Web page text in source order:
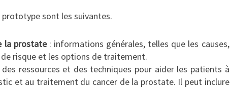
sont les suivantes.
la prostate: informations générales, telles que les causes,
risque et les options de traitement.
des ressources et des techniques pour aider les patients à
et au traitement du cancer de la prostate. Il peut inclure